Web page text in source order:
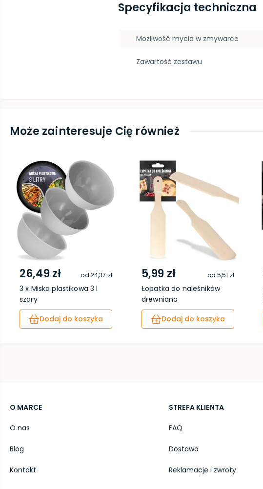
Specyfikacja techniczna
Możliwość mycia w zmywarce
Zawartość zestawu
Może zainteresuje Cię również
26,49 zł od 24,37 zł
3 x Miska plastikowa 3 l
szary
Dodaj do koszyka
5,99 zł od5,51 zł
Łopatka do naleśników
drewniana
Dodaj do koszyka
O MARCE
O nas
Blog
Kontakt
STREFA KLIENTA
FAQ
Dostawa
Reklamacje i zwroty